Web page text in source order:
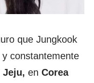
que Jungkook
y constantemente
Jeju, en Corea